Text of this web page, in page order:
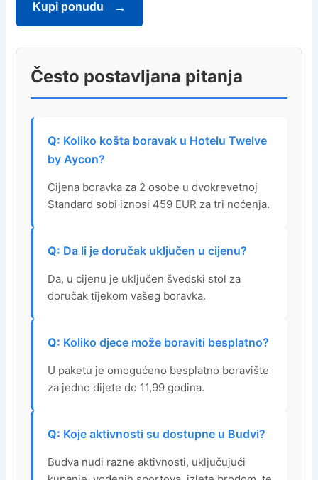
Kupi ponudu
Često postavljana pitanja
Koliko košta boravak u Hotelu Twelve
by Aycon?
Cijena boravka za 2 osobe u dvokrevetnoj
Standard sobi iznosi 459 EUR za tri noćenja.
Da li je doručak uključen u cijenu?
Da, u cijenu je uključen švedski stol za
doručak tijekom vašeg boravka.
Koliko djece može boraviti besplatno?
U paketu je omogućeno besplatno boravište
za jedno dijete do 11,99 godina.
Koje aktivnosti su dostupne u Budvi?
Budva nudi razne aktivnosti, uključujući